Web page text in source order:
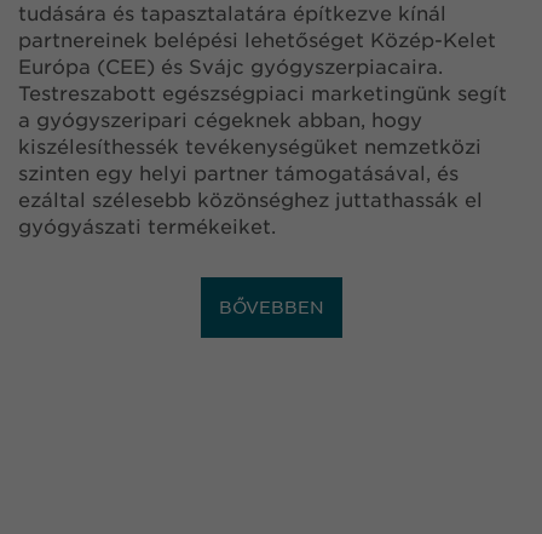
tudására és tapasztalatára építkezve kínál
partnereinek belépési lehetőséget Közép-Kelet
Európa (CEE) és Svájc gyógyszerpiacaira.
Testreszabott egészségpiaci marketingünk segít
a gyógyszeripari cégeknek abban, hogy
kiszélesíthessék tevékenységüket nemzetközi
szinten egy helyi partner támogatásával, és
ezáltal szélesebb közönséghez juttathassák el
gyógyászati termékeiket.
BŐVEBBEN